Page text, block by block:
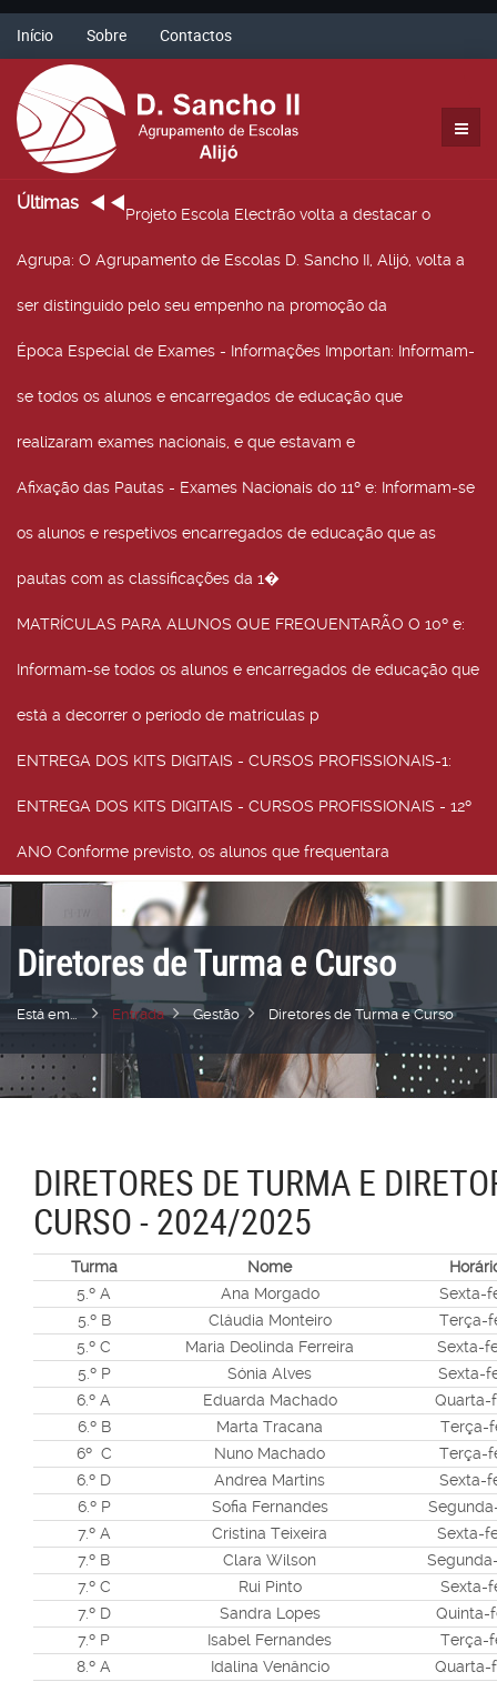
Início Sobre Contactos
Últimas
Projeto Escola Electrão volta a destacar o
Agrupa: O Agrupamento de Escolas D. Sancho II, Alijó, volta a
ser distinguido pelo seu empenho na promoção da
Época Especial de Exames - Informações Importan: Informam-
se todos os alunos e encarregados de educação que
realizaram exames nacionais, e que estavam e
Afixação das Pautas - Exames Nacionais do 11º e: Informam-se
os alunos e respetivos encarregados de educação que as
pautas com as classificações da 1�
MATRÍCULAS PARA ALUNOS QUE FREQUENTARÃO O 10º e:
Informam-se todos os alunos e encarregados de educação que
está a decorrer o período de matrículas p
ENTREGA DOS KITS DIGITAIS - CURSOS PROFISSIONAIS-1:
ENTREGA DOS KITS DIGITAIS - CURSOS PROFISSIONAIS - 12º
ANO Conforme previsto, os alunos que frequentara
Diretores de Turma e Curso
Está em... Entrada Gestão Diretores de Turma e Curso
DIRETORES DE TURMA E
CURSO - 2024/2025
Turma Nome
5.º A
Ana Morgado
Sexta-
5.º B
Cláudia Monteiro
Terça-
5.º C
Maria Deolinda Ferreira
Sexta-
5.º P
Sónia Alves
Sexta-
6.º A
Eduarda Machado
Quarta-
6.º B
Marta Tracana
Terça-
6º C
Nuno Machado
Terça-
6.º D
Andrea Martins
Sexta-
6.º P
Sofia Fernandes
7.º A
Cristina Teixeira
Sexta-
7.º B
Clara Wilson
7.º C
Rui Pinto
Sexta-
7.º D
Sandra Lopes
Quinta-
7.º P
Isabel Fernandes
Terça-
8.º A
Idalina Venâncio
Quarta-